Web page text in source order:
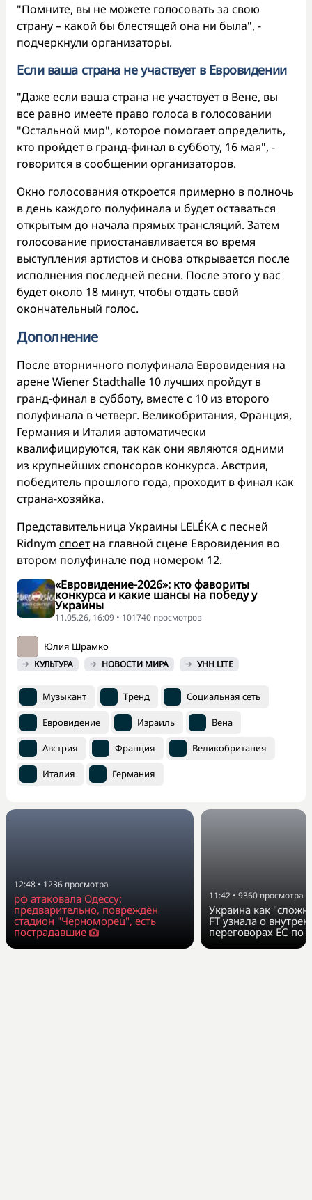
"Помните, вы не можете голосовать за свою
страну – какой бы блестящей она ни была", -
подчеркнули организаторы.
Если ваша страна не участвует в Евровидении
"Даже если ваша страна не участвует в Вене, вы
все равно имеете право голоса в голосовании
"Остальной мир", которое помогает определить,
кто пройдет в гранд-финал в субботу, 16 мая", -
говорится в сообщении организаторов.
Окно голосования откроется примерно в полночь
в день каждого полуфинала и будет оставаться
открытым до начала прямых трансляций. Затем
голосование приостанавливается во время
выступления артистов и снова открывается после
исполнения последней песни. После этого у вас
будет около 18 минут, чтобы отдать свой
окончательный голос.
Дополнение
После вторничного полуфинала Евровидения на
арене Wiener Stadthalle 10 лучших пройдут в
гранд-финал в субботу, вместе с 10 из второго
полуфинала в четверг. Великобритания, Франция,
Германия и Италия автоматически
квалифицируются, так как они являются одними
из крупнейших спонсоров конкурса. Австрия,
победитель прошлого года, проходит в финал как
страна-хозяйка.
Представительница Украины LELÉKA с песней
Ridnym споетна главной сцене Евровидения во
втором полуфинале под номером 12.
«Евровидение-2026»: кто фавориты
конкурса и какие шансы на победу у
Украины
11.05.26, 16:09 • 101740 просмотров
Юлия Шрамко
КУЛЬТУРА НОВОСТИ МИРА УНН LITE
Музыкант Тренд Социальная сеть
Евровидение Израиль Вена
Австрия Франция Великобритания
Италия Германия
12:48 • 1236 просмотра
рф атаковала Одессу:
предварительно, повреждён
стадион "Черноморец", есть
пострадавшие
11:42 • 9360 просмотра
Украина как
FT узнала о
переговорах ЕС по